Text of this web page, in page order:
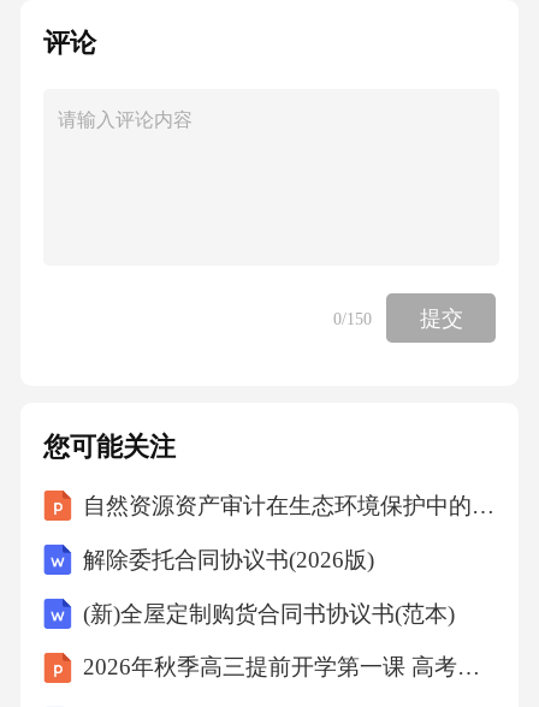
患者的自费支出平均减少了28元/次。
2.3民营检验机构的合规化发展2010年之后，第
化发展。我们合作的某第三方检验机构在2018
规与发展的平衡。1.3深化攻坚期（2020-2025
年）：从规范到高质量发展2020年之后，我国
医保支付方式改革进入全面深化阶段，DRG
（按诊断相关分组）和DIP（按病种分值付费）
改革在全国范围内铺开，检测支付方式改革也
随之进入精细化、高质量发展的新阶段。
评论
0/150 提交
您可能关注
自然资源资产审计在生态环境保护中的应用研究
解除委托合同协议书(2026版)
(新)全屋定制购货合同书协议书(范本)
2026年秋季高三提前开学第一课 高考倒计时 每一天都珍贵